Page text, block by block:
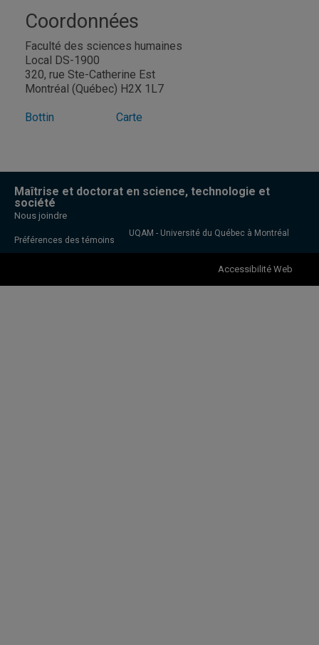
Coordonnées
Faculté des sciences humaines
Local DS-1900
320, rue Ste-Catherine Est
Montréal (Québec) H2X 1L7
Bottin Carte
Maîtrise et doctorat en science, technologie et
société
Nous joindre
Préférences des témoins
UQAM - Université du Québec à Montréal
Accessibilité Web